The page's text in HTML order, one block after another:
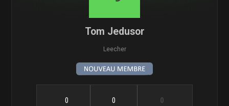
Tom Jedusor
Leecher
0 0 0